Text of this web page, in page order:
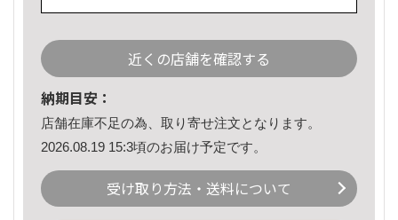
近くの店舗を確認する
納期目安：
店舗在庫不足の為、取り寄せ注文となります。
2026.08.19 15:3頃のお届け予定です。
受け取り方法・送料について